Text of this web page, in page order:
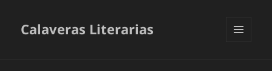
Calaveras Literarias